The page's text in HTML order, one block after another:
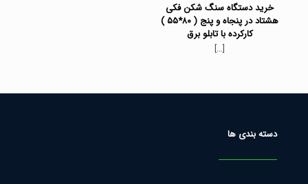
خرید دستگاه سنگ شکن فکی
هشتاد در پنجاه و پنج ( ۸۰*۵۵ )
کارکرده با تابلو برق
[…]
دسته بندی ها